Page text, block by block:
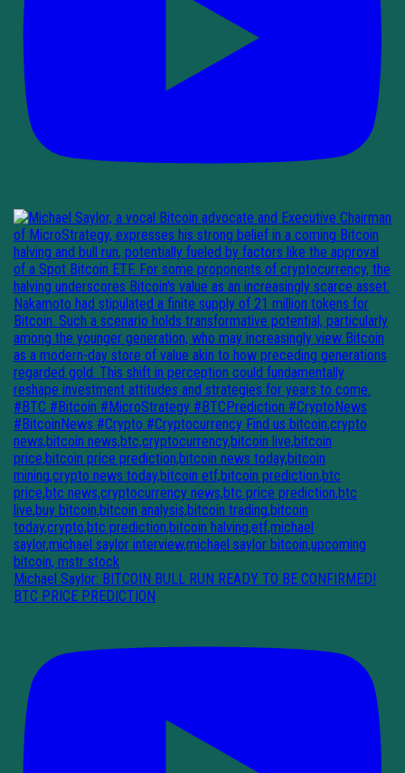
Michael Saylor: BITCOIN BULL RUN READY TO BE CONFIRMED!
BTC PRICE PREDICTION